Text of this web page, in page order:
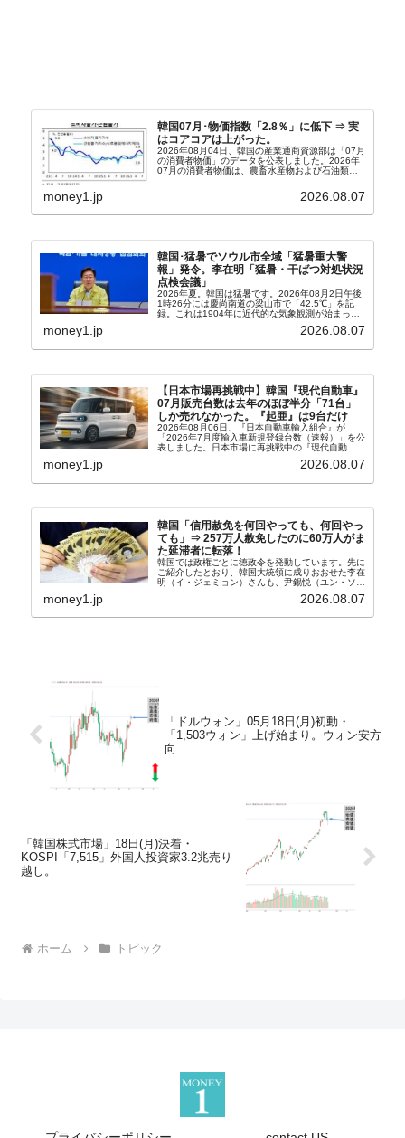
韓国07月･物価指数「2.8％」に低下 ⇒ 実
はコアコアは上がった。
2026年08月04日、韓国の産業通商資源部は「07月
の消費者物価」のデータを公表しました。2026年
07月の消費者物価は、農畜水産物および石油類の
2.8％上昇（06月は3.2％）となり、上昇率は前...
money1.jp 2026.08.07
韓国･猛暑でソウル市全域「猛暑重大警
報」発令。李在明「猛暑・干ばつ対処状況
点検会議」
2026年夏。韓国は猛暑です。2026年08月2日午後
1時26分には慶尚南道の梁山市で「42.5℃」を記
録。これは1904年に近代的な気象観測が始まって
ウル市全域への「猛暑重大警報」が発令され...
money1.jp 2026.08.07
【日本市場再挑戦中】韓国『現代自動車』
07月販売台数は去年のほぼ半分「71台」
しか売れなかった。『起亜』は9台だけ
2026年08月06日、『日本自動車輸入組合』が
「2026年7月度輸入車新規登録台数（速報）」を公
表しました。日本市場に再挑戦中の『現代自動
車』、また日本市場を攻略したい『BYD』の販売
台数はこの中に捉えられているはずです。先月から
money1.jp 2026.08.07
韓国「信用赦免を何回やっても、何回やっ
ても」⇒ 257万人赦免したのに60万人がま
た延滞者に転落！
韓国では政権ごとに徳政令を発動しています。先に
ご紹介したとおり、韓国大統領に成りおおせた李在
明（イ・ジェミョン）さんも、尹錫悦（ユン・ソギ
バンクにして不良債権の買い取りを行い、分割償還
money1.jp 2026.08.07
「ドルウォン」05月18日(月)初動・
「1,503ウォン」上げ始まり。ウォン安方
向
「韓国株式市場」18日(月)決着・
KOSPI「7,515」外国人投資家3.2兆売り
越し。
ホーム トピック